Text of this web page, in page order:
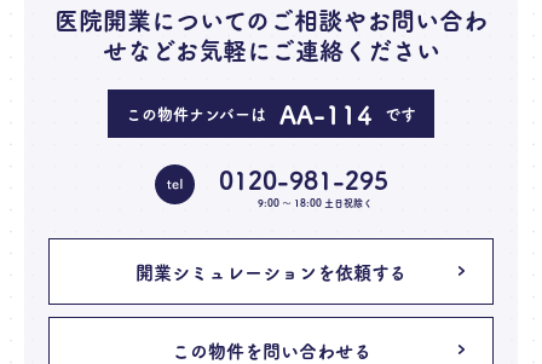
医院開業についてのご相談やお問い合わ
せなどお気軽にご連絡ください
この物件ナンバーは AA-114 です
0120-981-295
9:00 〜 18:00 土日祝除く
開業シミュレーションを依頼する
この物件を問い合わせる